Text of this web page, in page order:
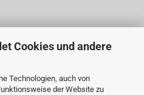
Cookies und andere
Technologien, auch von
der Website zu